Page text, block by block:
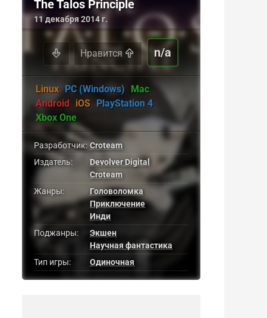
The Talos Principle
11 декабря 2014 г.
Нравится n/a
Linux PC (Windows)
Mac
Android
iOS PlayStation 4
Xbox One
Разработчик: Croteam
Издатель:
Devolver Digital
Croteam
Жанры:
Головоломка
Приключение
Инди
Поджанры:
Экшен
Научная фантастика
Тип игры:
Одиночная